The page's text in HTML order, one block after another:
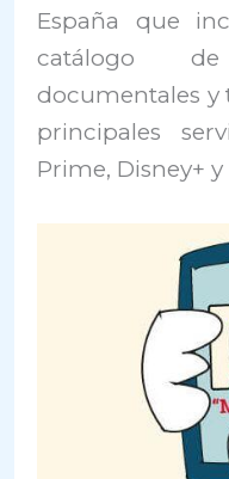
España que
catálogo
documentales y
principales
Prime, Disney+